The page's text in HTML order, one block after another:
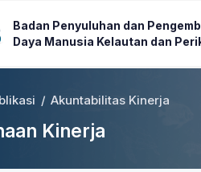
Badan Penyuluhan dan
Daya Manusia Kelautan dan
/ Akuntabilitas Kinerja
Kinerja